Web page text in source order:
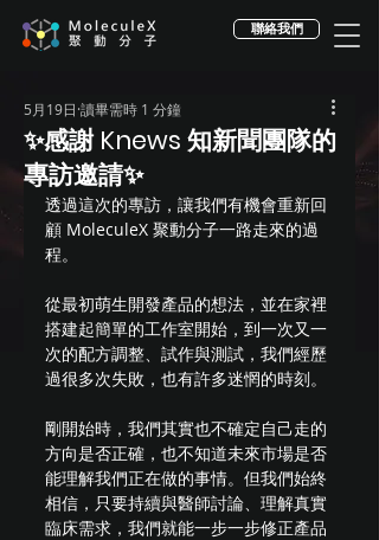
聯絡我們
✨感謝 Knews 知新聞團隊的
專訪邀請✨
5月19日 讀畢需時 1 分鐘
透過這次的專訪，讓我們有機會重新回
顧 MoleculeX 聚動分子一路走來的過
程。
從最初萌生開發產品的想法，並在家裡
搭建起簡單的工作室開始，到一次又一
次的配方調整、試作與測試，我們經歷
過很多次失敗，也有許多迷惘的時刻。
剛開始時，我們其實也不確定自己走的
方向是否正確，也不知道未來市場是否
能理解我們正在做的事情。但我們始終
相信，只要持續與醫師討論、理解真實
臨床需求，我們就能一步一步修正產品